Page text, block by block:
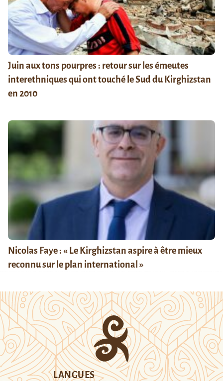
Juin aux tons pourpres : retour sur les émeutes
interethniques qui ont touché le Sud du Kirghizstan
en 2010
Nicolas Faye : « Le Kirghizstan aspire à être mieux
reconnu sur le plan international »
LANGUES